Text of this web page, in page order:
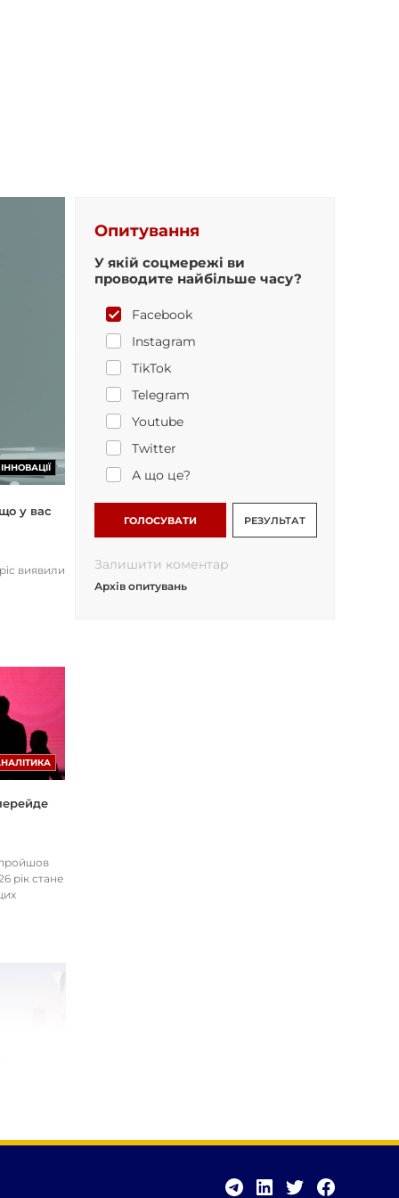
ІННОВАЦІЇ
у вас
виявили
рік стане
Опитування
У якій соцмережі ви
проводите найбільше часу?
Facebook
Instagram
TikTok
Telegram
Youtube
Twitter
А що це?
ГОЛОСУВАТИ РЕЗУЛЬТАТ
Залишити коментар
Архів опитувань